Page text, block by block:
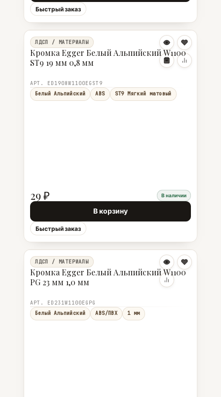
Быстрый заказ
ЛДСП / МАТЕРИАЛЫ
Кромка Egger Белый Альпийский W1100
ST9 19 мм 0,8 мм
АРТ. ED1908W1100EGST9
Белый Альпийский
ABS ST9 Мягкий матовый
29 ₽ В наличии
В корзину
Быстрый заказ
ЛДСП / МАТЕРИАЛЫ
Кромка Egger Белый Альпийский W1100
PG 23 мм 1,0 мм
АРТ. ED231W1100EGPG
Белый Альпийский
ABS/ПВХ 1 мм